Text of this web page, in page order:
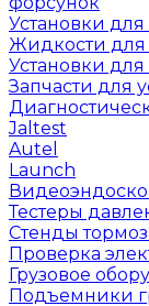
Установки
Жидкости для
Установки
Запчасти для
Jaltest
Autel
Launch
Тестеры
Стенды
Проверка
Грузовое
Подъемники